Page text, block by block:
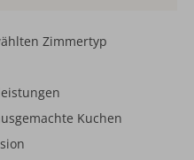
Zimmertyp
Kuchen